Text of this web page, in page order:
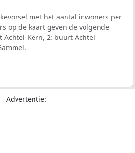
met het aantal inwoners per
op de kaart geven de volgende
Achtel-Kern, 2: buurt Achtel-
Advertentie: